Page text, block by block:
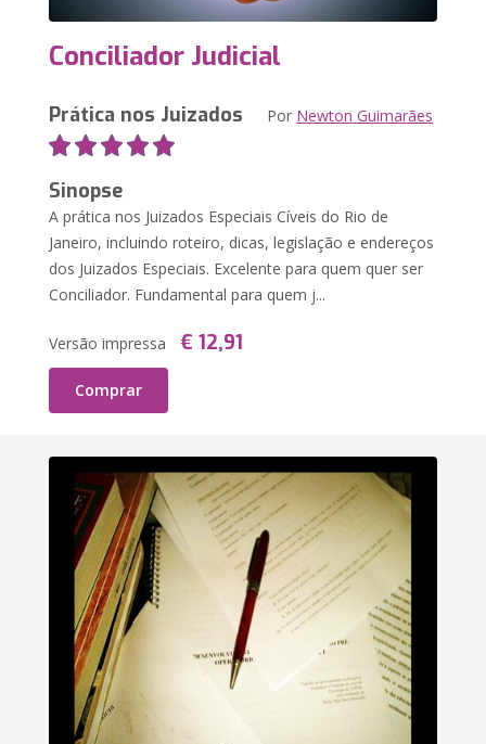
Conciliador Judicial
Prática nos Juizados Por Newton Guimarães
Sinopse
A prática nos Juizados Especiais Cíveis do Rio de
Janeiro, incluindo roteiro, dicas, legislação e endereços
dos Juizados Especiais. Excelente para quem quer ser
Conciliador. Fundamental para quem j...
Versão impressa € 12,91
Comprar